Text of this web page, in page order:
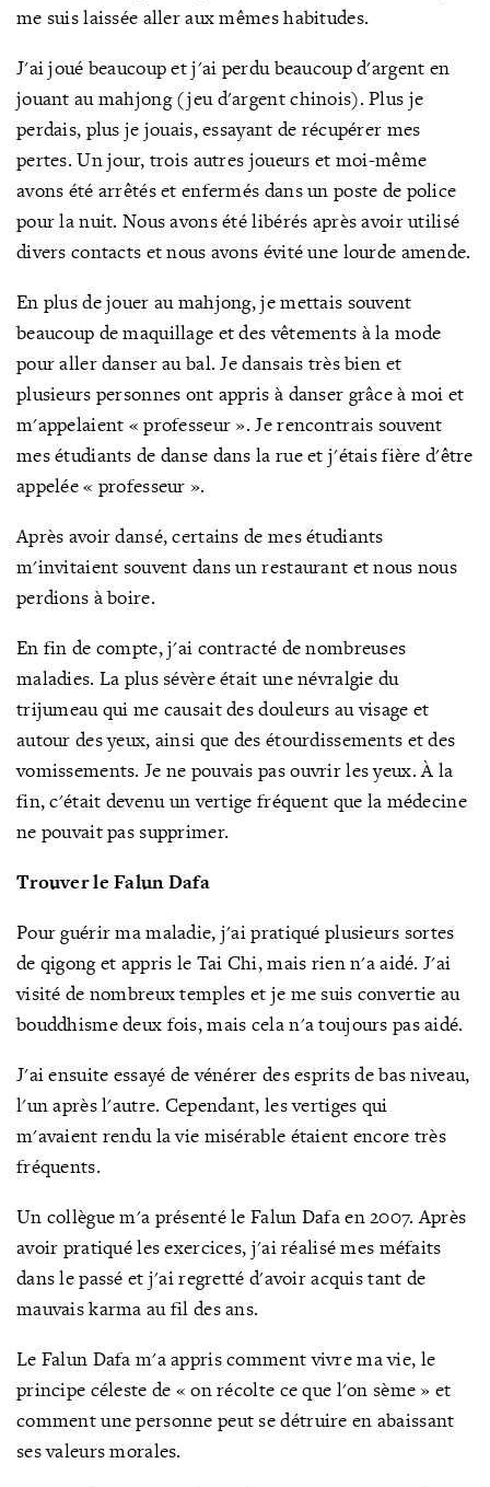
me suis laissée aller aux mêmes habitudes.
J'ai joué beaucoup et j'ai perdu beaucoup d'argent en
jouant au mahjong (jeu d'argent chinois). Plus je
perdais, plus je jouais, essayant de récupérer mes
pertes. Un jour, trois autres joueurs et moi-même
avons été arrêtés et enfermés dans un poste de police
pour la nuit. Nous avons été libérés après avoir utilisé
divers contacts et nous avons évité une lourde amende.
En plus de jouer au mahjong, je mettais souvent
beaucoup de maquillage et des vêtements à la mode
pour aller danser au bal. Je dansais très bien et
plusieurs personnes ont appris à danser grâce à moi et
m'appelaient « professeur ». Je rencontrais souvent
mes étudiants de danse dans la rue et j'étais fière d'être
appelée « professeur ».
Après avoir dansé, certains de mes étudiants
m'invitaient souvent dans un restaurant et nous nous
perdions à boire.
En fin de compte, j'ai contracté de nombreuses
maladies. La plus sévère était une névralgie du
trijumeau qui me causait des douleurs au visage et
autour des yeux, ainsi que des étourdissements et des
vomissements. Je ne pouvais pas ouvrir les yeux. À la
fin, c'était devenu un vertige fréquent que la médecine
ne pouvait pas supprimer.
Trouver le Falun Dafa
Pour guérir ma maladie, j'ai pratiqué plusieurs sortes
de qigong et appris le Tai Chi, mais rien n'a aidé. J'ai
visité de nombreux temples et je me suis convertie au
bouddhisme deux fois, mais cela n'a toujours pas aidé.
J'ai ensuite essayé de vénérer des esprits de bas niveau,
l'un après l'autre. Cependant, les vertiges qui
m'avaient rendu la vie misérable étaient encore très
fréquents.
Un collègue m'a présenté le Falun Dafa en 2007. Après
avoir pratiqué les exercices, j'ai réalisé mes méfaits
dans le passé et j'ai regretté d'avoir acquis tant de
mauvais karma au fil des ans.
Le Falun Dafa m'a appris comment vivre ma vie, le
principe céleste de « on récolte ce que l'on sème » et
comment une personne peut se détruire en abaissant
ses valeurs morales.